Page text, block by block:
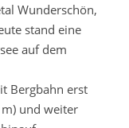
Wunderschön,
stand eine
auf dem
Bergbahn erst
und weiter